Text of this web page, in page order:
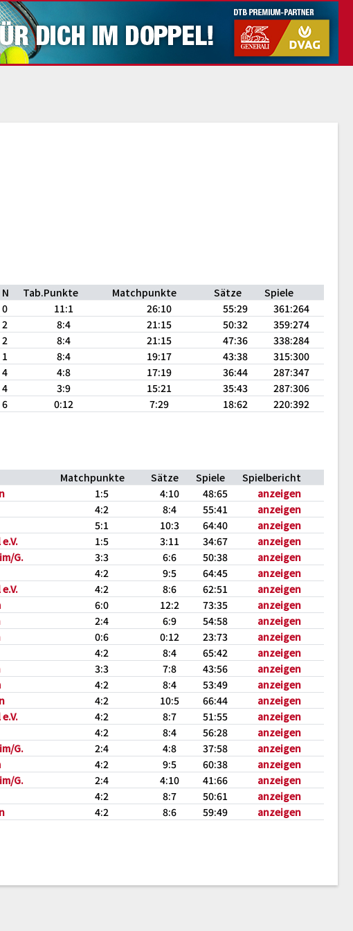
N Tab.Punkte Matchpunkte Sätze
Spiele
0 11:1 26:10 55:29
361:264
2 8:4 21:15 50:32
359:274
2 8:4 21:15 47:36
338:284
1 8:4 19:17 43:38
315:300
4 4:8 17:19 36:44
287:347
4 3:9 15:21 35:43
287:306
6 0:12 7:29 18:62 220:392
Matchpunkte Sätze Spiele
Spielbericht
1:5 4:10 48:65
anzeigen
4:2 8:4 55:41
anzeigen
5:1 10:3 64:40
anzeigen
1:5 3:11 34:67
anzeigen
G. 3:3 6:6 50:38
anzeigen
4:2 9:5 64:45
anzeigen
4:2 8:6 62:51
anzeigen
6:0 12:2 73:35
anzeigen
2:4 6:9 54:58
anzeigen
0:6 0:12 23:73
anzeigen
4:2 8:4 65:42
anzeigen
3:3 7:8 43:56
anzeigen
4:2 8:4 53:49
anzeigen
4:2 10:5 66:44
anzeigen
4:2 8:7 51:55
anzeigen
4:2 8:4 56:28
anzeigen
G. 2:4 4:8 37:58
anzeigen
4:2 9:5 60:38
anzeigen
G. 2:4 4:10 41:66
anzeigen
4:2 8:7 50:61
anzeigen
4:2 8:6 59:49 anzeigen